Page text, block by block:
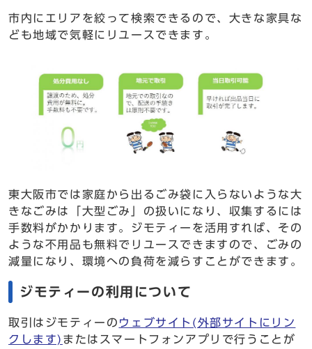
市内にエリアを絞って検索できるので、大きな家具な
ども地域で気軽にリユースできます。
東大阪市では家庭から出るごみ袋に入らないような大
きなごみは「大型ごみ」の扱いになり、収集するには
手数料がかかります。ジモティーを活用すれば、その
ような不用品も無料でリユースできますので、ごみの
減量になり、環境への負荷を減らすことができます。
ジモティーの利用について
取引はジモティーの ウェブサイト(外部サイトにリン
クします) またはスマートフォンアプリで行うことが